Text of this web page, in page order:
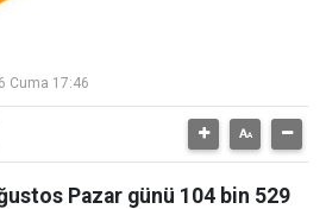
Cuma 17:46
Pazar günü 104 bin 529